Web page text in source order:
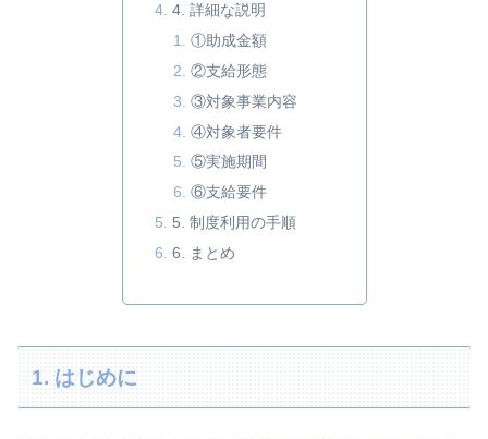
4. 詳細な説明
①助成金額
②支給形態
③対象事業内容
④対象者要件
⑤実施期間
⑥支給要件
5. 制度利用の手順
6. まとめ
1. はじめに